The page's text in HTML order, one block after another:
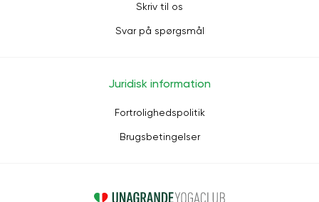
Skriv til os
Svar på spørgsmål
Juridisk information
Fortrolighedspolitik
Brugsbetingelser